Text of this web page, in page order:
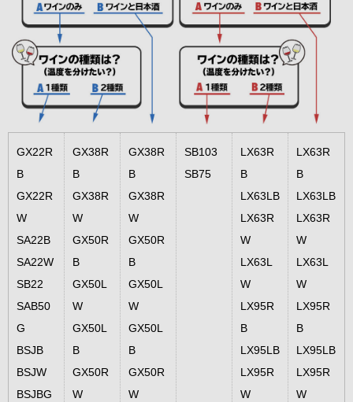
GX22R
B
GX22R
W
SA22B
SA22W
SB22
SAB50
G
BSJB
BSJW
BSJBG
GX38R
B
GX38R
W
GX50R
B
GX50L
W
GX50L
B
GX50R
W
GX38R
B
GX38R
W
GX50R
B
GX50L
W
GX50L
B
GX50R
W
SB103
SB75
LX63R
B
LX63LB
LX63R
W
LX63L
W
LX95R
B
LX95LB
LX95R
W
LX63R
B
LX63LB
LX63R
W
LX63L
W
LX95R
B
LX95LB
LX95R
W